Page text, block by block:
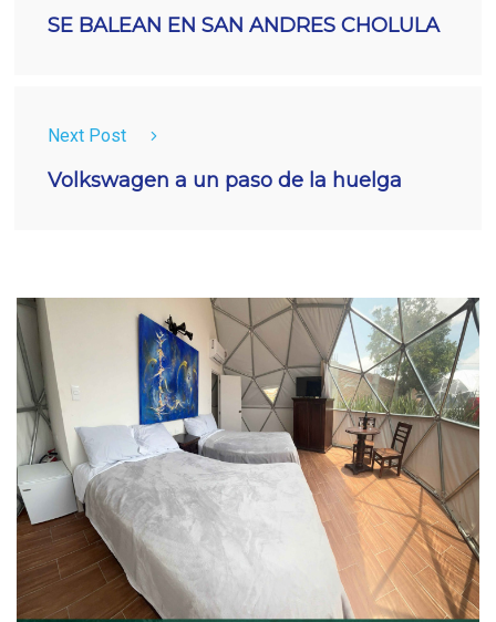
SE BALEAN EN SAN ANDRES CHOLULA
Next Post
Volkswagen a un paso de la huelga